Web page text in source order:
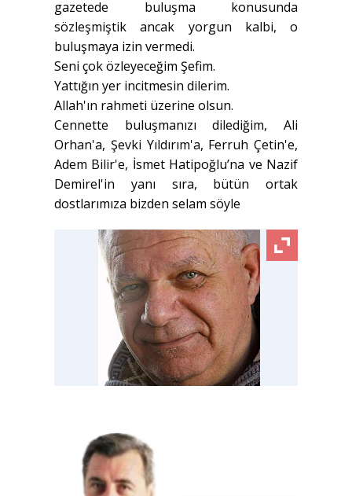
gazetede buluşma konusunda
sözleşmiştik ancak yorgun kalbi, o
buluşmaya izin vermedi.
Seni çok özleyeceğim Şefim.
Yattığın yer incitmesin dilerim.
Allah'ın rahmeti üzerine olsun.
Cennette buluşmanızı dilediğim, Ali
Orhan'a, Şevki Yıldırım'a, Ferruh Çetin'e,
Adem Bilir'e, İsmet Hatipoğlu’na ve Nazif
Demirel'in yanı sıra, bütün ortak
dostlarımıza bizden selam söyle